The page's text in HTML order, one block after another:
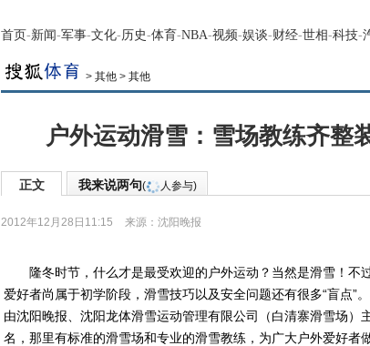
首页-新闻-军事-文化-历史-体育-NBA-视频-娱谈-财经-世相-科技-
> 其他 > 其他
户外运动滑雪：雪场教练齐整
正文 我来说两句( 人参与)
2012年12月28日11:15 来源： 沈阳晚报
隆冬时节，什么才是最受欢迎的户外运动？当然是滑雪！不
爱好者尚属于初学阶段，滑雪技巧以及安全问题还有很多“盲点”
由沈阳晚报、沈阳龙体滑雪运动管理有限公司（白清寨滑雪场）
名，那里有标准的滑雪场和专业的滑雪教练，为广大户外爱好者